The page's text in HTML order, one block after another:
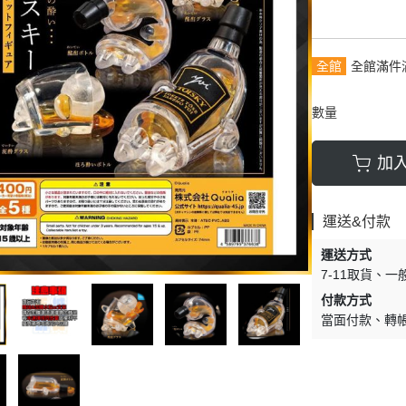
30MP系列 其他收藏品
9月
10月
11月
12月
全館 全館滿件
數量
加
運送&付款
運送方式
7-11取貨
一
付款方式
當面付款
轉